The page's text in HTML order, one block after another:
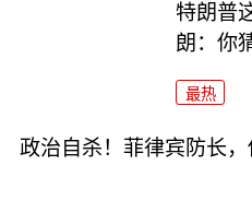
特朗普
朗：你
最热
政治自杀！菲律宾防长，